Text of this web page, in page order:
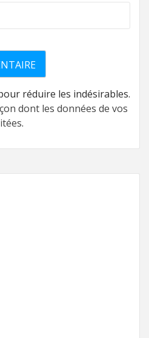
réduire les indésirables.
dont les données de vos
.